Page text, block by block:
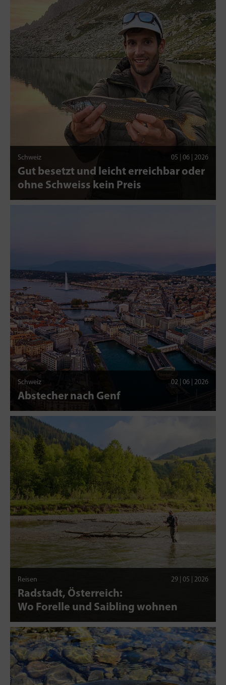
Schweiz 05 | 06 | 2026
Gut besetzt und leicht erreichbar oder
ohne Schweiss kein Preis
Schweiz 02 | 06 | 2026
Abstecher nach Genf
Reisen 29 | 05 | 2026
Radstadt, Österreich:
Wo Forelle und Saibling wohnen